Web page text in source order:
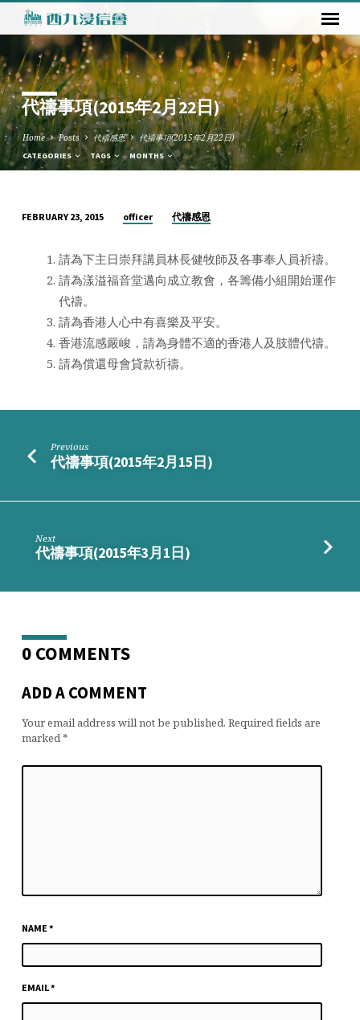
代禱事項(2015年2月22日)
Home Posts 代禱感恩 代禱事項(2015年2月22日)
CATEGORIES TAGS MONTHS
(2015
日)
FEBRUARY 23, 2015 officer 代禱感恩
請為下主日崇拜講員林長健牧師及各事奉人員祈禱。
請為漾溢福音堂邁向成立教會，各籌備小組開始運作
代禱。
請為香港人心中有喜樂及平安。
香港流感嚴峻，請為身體不適的香港人及肢體代禱。
請為償還母會貸款祈禱。
Previous
代禱事項(2015年2月15日)
Next
代禱事項(2015年3月1日)
0 COMMENTS
ADD A COMMENT
Your email address will not be published. Required fields are
marked *
NAME *
EMAIL*